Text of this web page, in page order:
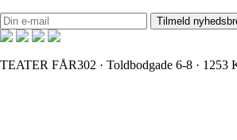
TEATER FÅR302 · Toldbodgade 6-8 · 1253